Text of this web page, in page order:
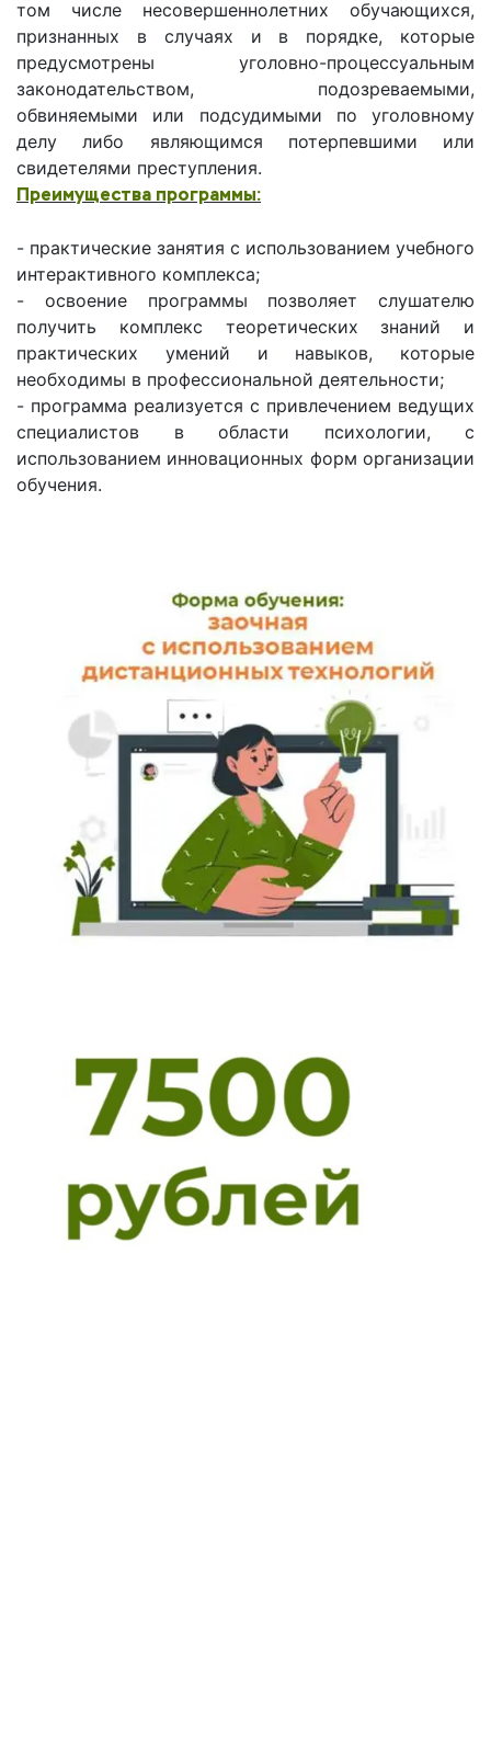
том числе несовершеннолетних обучающихся,
признанных в случаях и в порядке, которые
предусмотрены уголовно-процессуальным
законодательством, подозреваемыми,
обвиняемыми или подсудимыми по уголовному
делу либо являющимся потерпевшими или
свидетелями преступления.
Преимущества программы:
- практические занятия с использованием учебного
интерактивного комплекса;
- освоение программы позволяет слушателю
получить комплекс теоретических знаний и
практических умений и навыков, которые
необходимы в профессиональной деятельности;
- программа реализуется с привлечением ведущих
специалистов в области психологии, с
использованием инновационных форм организации
обучения.